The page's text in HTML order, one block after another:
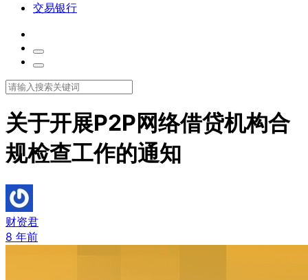
交易银行
关于开展P2P网络借贷机构合
规检查工作的通知
财资君
8 年前